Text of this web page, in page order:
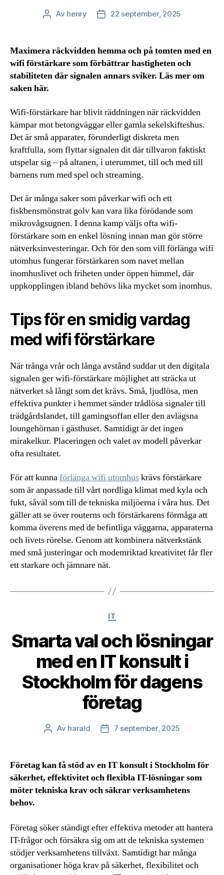
Inläggsförfattare
Av henry Inläggsdatum
22 september, 2025
Maximera räckvidden hemma och på tomten med en
wifi förstärkare som förbättrar hastigheten och
stabiliteten där signalen annars sviker. Läs mer om
saken här.
Wifi-förstärkare har blivit räddningen när räckvidden
kämpar mot betongväggar eller gamla sekelskifteshus.
Det är små apparater, förunderligt diskreta men
kraftfulla, som flyttar signalen dit där tillvaron faktiskt
utspelar sig – på altanen, i uterummet, till och med till
barnens rum med spel och streaming.
Det är många saker som påverkar wifi och ett
fiskbensmönstrat golv kan vara lika förödande som
mikrovågsugnen. I denna kamp väljs ofta wifi-
förstärkare som en enkel lösning innan man gör större
nätverksinvesteringar. Och för den som vill förlänga wifi
utomhus fungerar förstärkaren som navet mellan
inomhuslivet och friheten under öppen himmel, där
uppkopplingen ibland behövs lika mycket som inomhus.
Tips för en smidig vardag
med wifi förstärkare
När trånga vrår och långa avstånd suddar ut den digitala
signalen ger wifi-förstärkare möjlighet att sträcka ut
nätverket så långt som det krävs. Små, ljudlösa, men
effektiva punkter i hemmet sänder trådlösa signaler till
trädgårdslandet, till gamingsoffan eller den avlägsna
loungehörnan i gästhuset. Samtidigt är det ingen
mirakelkur. Placeringen och valet av modell påverkar
ofta resultatet.
För att kunnaförlänga wifi utomhuskrävs förstärkare
som är anpassade till vårt nordliga klimat med kyla och
fukt, såväl som till de tekniska miljöerna i våra hus. Det
gäller att se över routerns och förstärkarens förmåga att
komma överens med de befintliga väggarna, apparaterna
och livets rörelse. Genom att kombinera nätverkstänk
med små justeringar och modemriktad kreativitet får fler
ett starkare och jämnare nät.
Kategorier
IT
Smarta val och lösningar
med en IT konsult i
Stockholm för dagens
företag
Inläggsförfattare
Av harald Inläggsdatum
7 september, 2025
Företag kan få stöd av en IT konsult i Stockholm för
säkerhet, effektivitet och flexibla IT-lösningar som
möter tekniska krav och säkrar verksamhetens
behov.
Företag söker ständigt efter effektiva metoder att hantera
IT-frågor och försäkra sig om att de tekniska systemen
stödjer verksamhetens tillväxt. Samtidigt har många
organisationer höga krav på säkerhet, flexibilitet och